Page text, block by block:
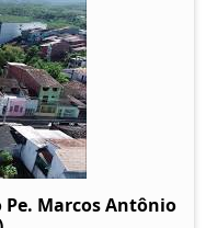
Pe. Marcos Antônio